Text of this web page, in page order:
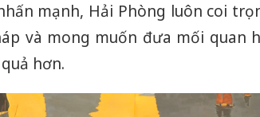
mạnh, Hải Phòng luôn coi
và mong muốn đưa mối quan
hơn.